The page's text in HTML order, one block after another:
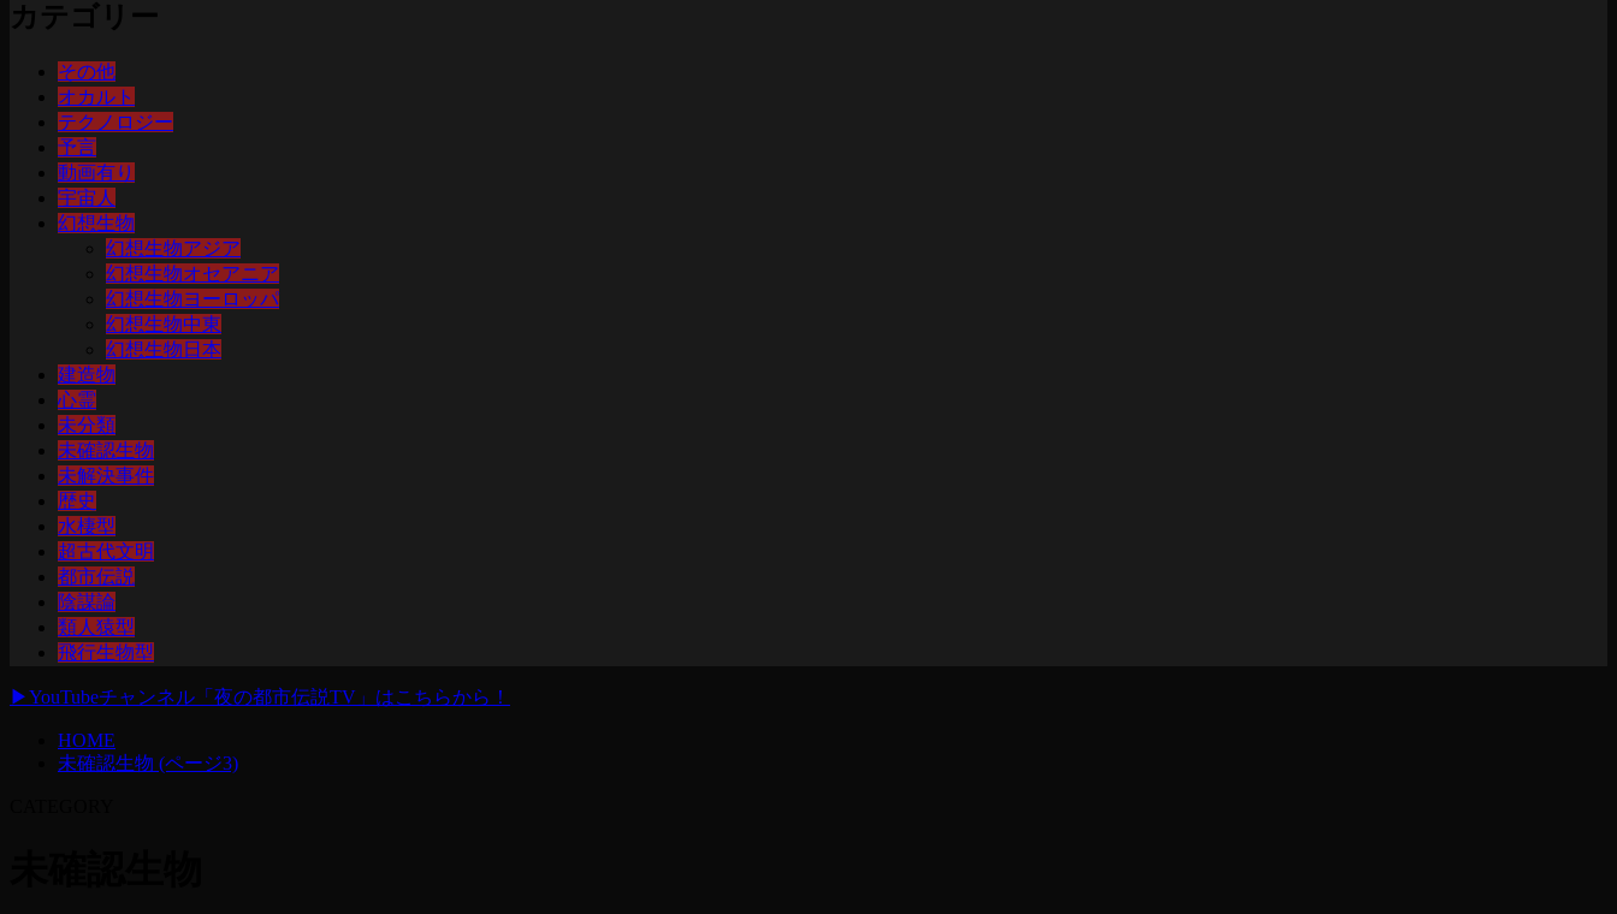
カテゴリー
その他
オカルト
テクノロジー
予言
動画有り
宇宙人
幻想生物
幻想生物アジア
幻想生物オセアニア
幻想生物ヨーロッパ
幻想生物中東
幻想生物日本
建造物
心霊
未分類
未確認生物
未解決事件
歴史
水棲型
超古代文明
都市伝説
陰謀論
類人猿型
飛行生物型
▶YouTubeチャンネル「夜の都市伝説TV」はこちらから！
HOME
未確認生物 (ページ3)